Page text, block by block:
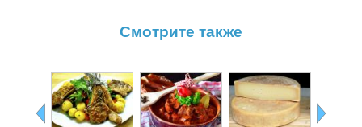
Смотрите также